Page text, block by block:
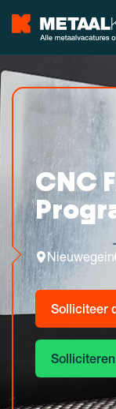
CNC
Nieuwegein
Solliciteer